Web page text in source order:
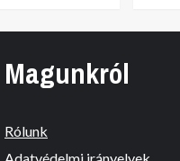
Magunkról
Rólunk